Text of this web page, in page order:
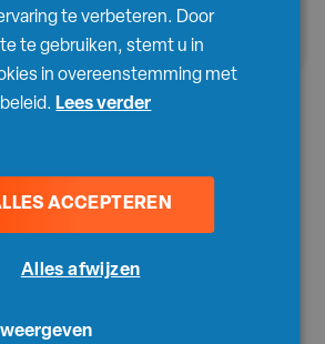
in
Steenpuin en/of beton
Gemengd A afval – per ton
Gemengd A afval – all-in
te verbeteren. Door
te gebruiken, stemt u in
in overeenstemming met
Lees verder
ACCEPTEREN
Alles afwijzen